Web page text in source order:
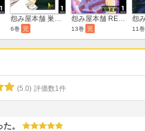
怨み屋本舗 巣来間風介
6巻 完
怨み屋本舗 REBOOT
13巻 完 11巻
(5.0) 評価数1件
。